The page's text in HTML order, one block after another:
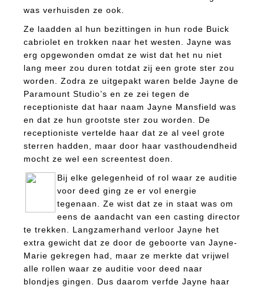
was verhuisden ze ook.
Ze laadden al hun bezittingen in hun rode Buick
cabriolet en trokken naar het westen. Jayne was
erg opgewonden omdat ze wist dat het nu niet
lang meer zou duren totdat zij een grote ster zou
worden. Zodra ze uitgepakt waren belde Jayne de
Paramount Studio’s en ze zei tegen de
receptioniste dat haar naam Jayne Mansfield was
en dat ze hun grootste ster zou worden. De
receptioniste vertelde haar dat ze al veel grote
sterren hadden, maar door haar vasthoudendheid
mocht ze wel een screentest doen.
Bij elke gelegenheid of rol waar ze auditie
voor deed ging ze er vol energie
tegenaan. Ze wist dat ze in staat was om
eens de aandacht van een casting director
te trekken. Langzamerhand verloor Jayne het
extra gewicht dat ze door de geboorte van Jayne-
Marie gekregen had, maar ze merkte dat vrijwel
alle rollen waar ze auditie voor deed naar
blondjes gingen. Dus daarom verfde Jayne haar